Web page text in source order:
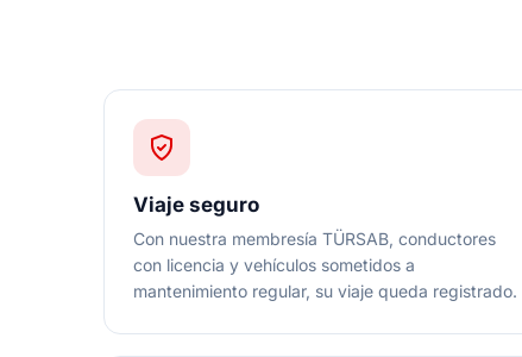
Viaje seguro
Con nuestra membresía TÜRSAB, conductores
con licencia y vehículos sometidos a
mantenimiento regular, su viaje queda registrado.